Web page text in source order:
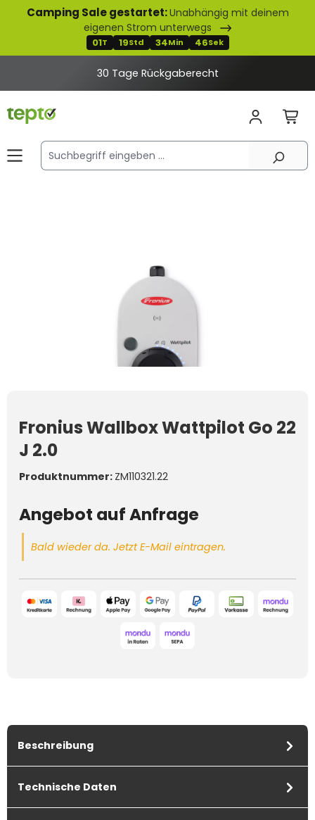
springen
Camping Sale gestartet:Unabhängig mit deinem
eigenen Strom unterwegs
01T 19Std 34Min 46Sek
30 Tage Rückgaberecht
Fronius Wallbox Wattpilot Go 22
J 2.0
Produktnummer: ZM110321.22
Angebot auf Anfrage
Bald wieder da. Jetzt E-Mail eintragen.
Beschreibung
Technische Daten